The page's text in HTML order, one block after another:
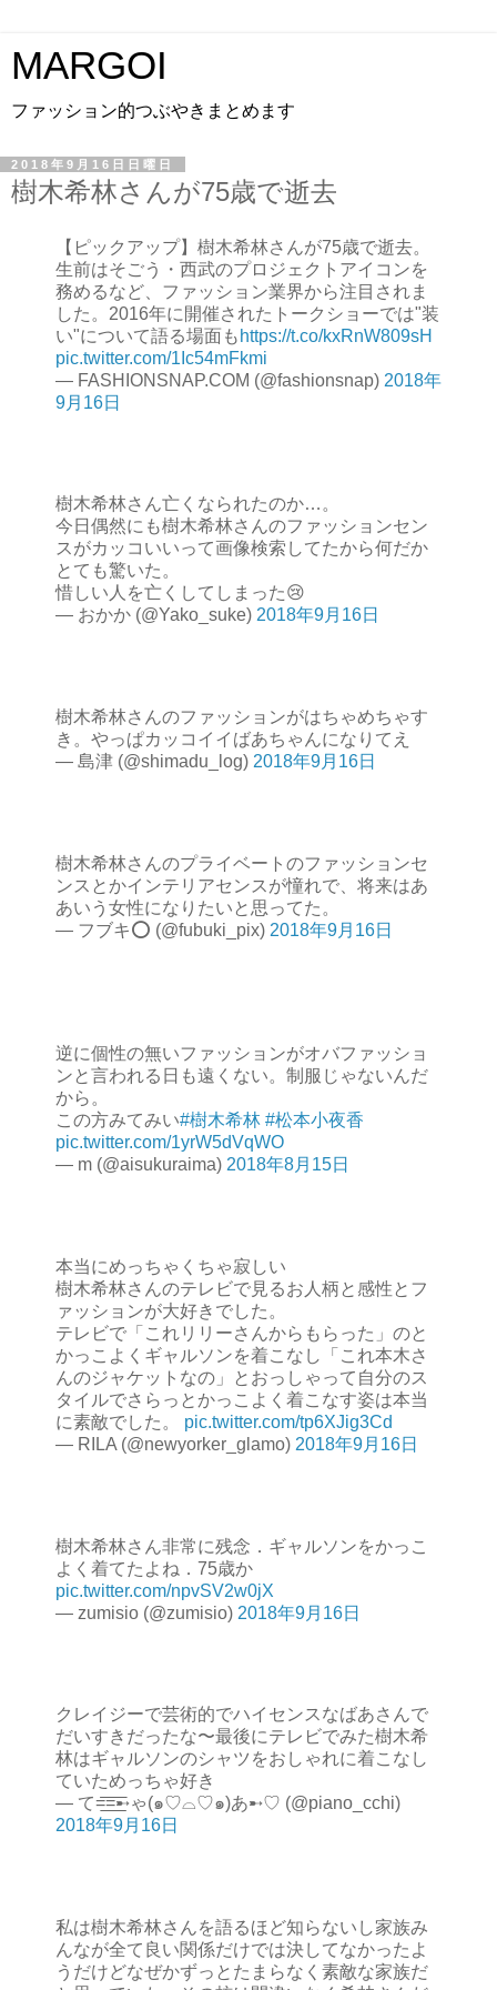
MARGOI
ファッション的つぶやきまとめます
2018年9月16日日曜日
樹木希林さんが75歳で逝去
【ピックアップ】樹木希林さんが75歳で逝去。
生前はそごう・西武のプロジェクトアイコンを
務めるなど、ファッション業界から注目されま
した。2016年に開催されたトークショーでは"装
い"について語る場面も https://t.co/kxRnW809sH
pic.twitter.com/1Ic54mFkmi
— FASHIONSNAP.COM (@fashionsnap) 2018年
9月16日
樹木希林さん亡くなられたのか…。
今日偶然にも樹木希林さんのファッションセン
スがカッコいいって画像検索してたから何だか
とても驚いた。
惜しい人を亡くしてしまった😢
— おかか (@Yako_suke) 2018年9月16日
樹木希林さんのファッションがはちゃめちゃす
き。やっぱカッコイイばあちゃんになりてえ
— 島津 (@shimadu_log) 2018年9月16日
樹木希林さんのプライベートのファッションセ
ンスとかインテリアセンスが憧れで、将来はあ
あいう女性になりたいと思ってた。
— フブキ⭕️ (@fubuki_pix) 2018年9月16日
逆に個性の無いファッションがオバファッショ
ンと言われる日も遠くない。制服じゃないんだ
から。
この方みてみい#樹木希林 #松本小夜香
pic.twitter.com/1yrW5dVqWO
— m (@aisukuraima) 2018年8月15日
本当にめっちゃくちゃ寂しい
樹木希林さんのテレビで見るお人柄と感性とフ
ァッションが大好きでした。
テレビで「これリリーさんからもらった」のと
かっこよくギャルソンを着こなし「これ本木さ
んのジャケットなの」とおっしゃって自分のス
タイルでさらっとかっこよく着こなす姿は本当
に素敵でした。 pic.twitter.com/tp6XJig3Cd
— RILA (@newyorker_glamo) 2018年9月16日
樹木希林さん非常に残念．ギャルソンをかっこ
よく着てたよね．75歳か
pic.twitter.com/npvSV2w0jX
— zumisio (@zumisio) 2018年9月16日
クレイジーで芸術的でハイセンスなばあさんで
だいすきだったな〜最後にテレビでみた樹木希
林はギャルソンのシャツをおしゃれに着こなし
ていためっちゃ好き
— て=͟͟͞͞=͟͟͞͞➸ゃ(๑♡⌓♡๑)あ➸♡ (@piano_cchi)
2018年9月16日
私は樹木希林さんを語るほど知らないし家族み
んなが全て良い関係だけでは決してなかったよ
うだけどなぜかずっとたまらなく素敵な家族だ